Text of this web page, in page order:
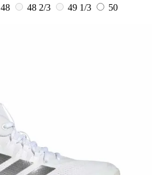
48 48 2/3 49 1/3
50